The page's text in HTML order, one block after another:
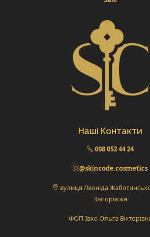
Наші Контакти
098 052 44 24
@skincode.cosmetics
вулиця Леоніда
Запоріжжя
ФОП Івко Ольга